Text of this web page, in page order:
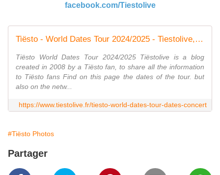
facebook.com/Tiestolive
Tiësto - World Dates Tour 2024/2025 - Tiestolive, website Tiesto
Tiësto World Dates Tour 2024/2025 Tiëstolive is a blog
created in 2008 by a Tiësto fan, to share all the information
to Tiësto fans Find on this page the dates of the tour. but
also on the netw...
https://www.tiestolive.fr/tiesto-world-dates-tour-dates-concert
#Tiësto Photos
Partager